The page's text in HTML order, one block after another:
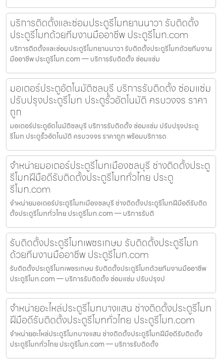
บริการติดตั้งและซ่อมประตูรีโมทยานนาวา รับติดตั้ง
ประตูรีโมทด้วยทีมงานมืออาชีพ ประตูรีโมท.com
บริการติดตั้งและซ่อมประตูรีโมทยานนาวา รับติดตั้งประตูรีโมทด้วยทีมงาน
มืออาชีพ ประตูรีโมท.com — บริการรับติดตั้ง ซ่อมแซ่ม
มอเตอร์ประตูอัตโนมัติชลบุรี บริการรับติดตั้ง ซ่อมแซ่ม
ปรับปรุงประตูรีโมท ประตูรั้วอัตโนมัติ ครบวงจร ราคา
ถูก
มอเตอร์ประตูอัตโนมัติชลบุรี บริการรับติดตั้ง ซ่อมแซ่ม ปรับปรุงประตู
รีโมท ประตูรั้วอัตโนมัติ ครบวงจร ราคาถูก พร้อมบริการด
จำหน่ายมอเตอร์ประตูรีโมทเมืองชลบุรี ช่างติดตั้งประตู
รีโมทฝีมือดีรับติดตั้งประตูรีโมททั่วไทย ประตู
รีโมท.com
จำหน่ายมอเตอร์ประตูรีโมทเมืองชลบุรี ช่างติดตั้งประตูรีโมทฝีมือดีรับติด
ตั้งประตูรีโมททั่วไทย ประตูรีโมท.com — บริการรับติ
รับติดตั้งประตูรีโมทเพชรเกษม รับติดตั้งประตูรีโมท
ด้วยทีมงานมืออาชีพ ประตูรีโมท.com
รับติดตั้งประตูรีโมทเพชรเกษม รับติดตั้งประตูรีโมทด้วยทีมงานมืออาชีพ
ประตูรีโมท.com — บริการรับติดตั้ง ซ่อมแซ่ม ปรับปรุงป
จำหน่ายอะไหล่ประตูรีโมทบางแสน ช่างติดตั้งประตูรีโมท
ฝีมือดีรับติดตั้งประตูรีโมททั่วไทย ประตูรีโมท.com
จำหน่ายอะไหล่ประตูรีโมทบางแสน ช่างติดตั้งประตูรีโมทฝีมือดีรับติดตั้ง
ประตูรีโมททั่วไทย ประตูรีโมท.com — บริการรับติดตั้ง